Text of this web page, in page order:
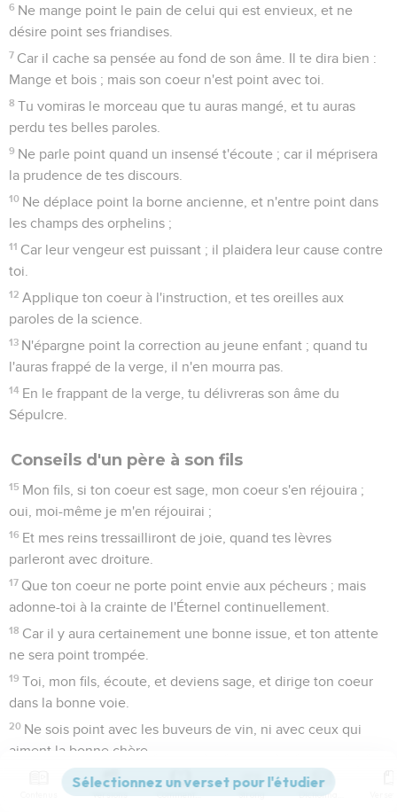
6 Ne mange point le pain de celui qui est envieux, et ne
désire point ses friandises.
7 Car il cache sa pensée au fond de son âme. Il te dira bien :
Mange et bois ; mais son coeur n'est point avec toi.
8 Tu vomiras le morceau que tu auras mangé, et tu auras
perdu tes belles paroles.
9 Ne parle point quand un insensé t'écoute ; car il méprisera
la prudence de tes discours.
10 Ne déplace point la borne ancienne, et n'entre point dans
les champs des orphelins ;
11 Car leur vengeur est puissant ; il plaidera leur cause contre
toi.
12 Applique ton coeur à l'instruction, et tes oreilles aux
paroles de la science.
13 N'épargne point la correction au jeune enfant ; quand tu
l'auras frappé de la verge, il n'en mourra pas.
14 En le frappant de la verge, tu délivreras son âme du
Sépulcre.
Conseils d'un père à son fils
15 Mon fils, si ton coeur est sage, mon coeur s'en réjouira ;
oui, moi-même je m'en réjouirai ;
16 Et mes reins tressailliront de joie, quand tes lèvres
parleront avec droiture.
17 Que ton coeur ne porte point envie aux pécheurs ; mais
adonne-toi à la crainte de l'Éternel continuellement.
18 Car il y aura certainement une bonne issue, et ton attente
ne sera point trompée.
19 Toi, mon fils, écoute, et deviens sage, et dirige ton coeur
dans la bonne voie.
20 Ne sois point avec les buveurs de vin, ni avec ceux qui
aiment la bonne chère.
Car le buveur et le gourmand deviendront pauvres, et le
dormeur portera des haillons.
Versions Commentaires Strong